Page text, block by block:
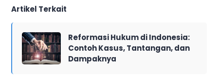
Artikel Terkait
Reformasi Hukum di Indonesia:
Contoh Kasus, Tantangan, dan
Dampaknya